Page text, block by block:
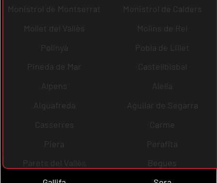
Monistrol de Montserrat
Monistrol de Calders
Mollet del Vallès
Molins de Rei
Polinyà
Pobla de Lillet
Pineda de Mar
Castellbisbal
Alpens
Alella
Aiguafreda
Aguilar de Segarra
Casserres
Carme
Piera
Perafita
Parets del Vallès
Begues